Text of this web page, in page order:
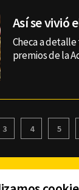
Así se vivió
Checa a
premios de la
3 4 5